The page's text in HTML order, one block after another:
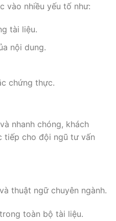
vào nhiều yếu tố như:
tài liệu.
nội dung.
chứng thực.
nhanh chóng, khách
tiếp cho đội ngũ tư vấn
thuật ngữ chuyên ngành.
toàn bộ tài liệu.